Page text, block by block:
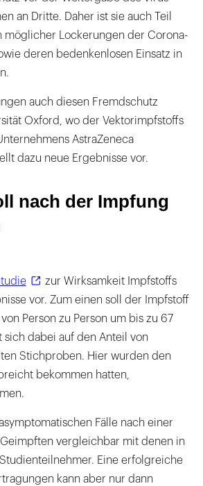
an Dritte. Daher ist sie auch Teil
Lockerungen der Corona-
deren bedenkenlosen Einsatz in
auch diesen Fremdschutz
Oxford, wo der Vektorimpfstoffs
AstraZeneca
dazu neue Ergebnisse vor.
nach der Impfung
zur Wirksamkeit Impfstoffs
vor. Zum einen soll der Impfstoff
Person zu Person um bis zu 67
sich dabei auf den Anteil von
Stichproben. Hier wurden den
bekommen hatten,
Fälle nach einer
vergleichbar mit denen in
Eine erfolgreiche
kann aber nur dann